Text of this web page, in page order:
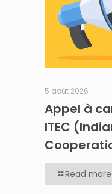
5 août 2026
Appel à
ITEC
Read more